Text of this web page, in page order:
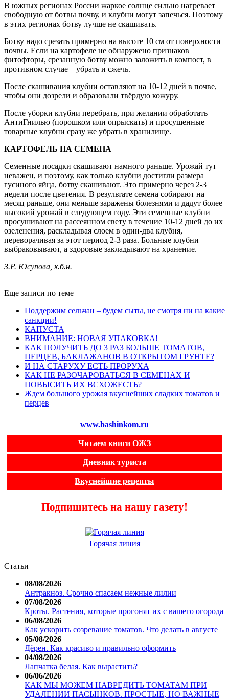
В южных регионах России жаркое солнце сильно нагревает
свободную от ботвы почву, и клубни могут запечься. Поэтому
в этих регионах ботву лучше не скашивать.
Ботву надо срезать примерно на высоте 10 см от поверхности
почвы. Если на картофеле не обнаружено признаков
фитофторы, срезанную ботву можно заложить в компост, в
противном случае – убрать и сжечь.
После скашивания клубни оставляют на 10-12 дней в почве,
чтобы они дозрели и образовали твёрдую кожуру.
После уборки клубни перебрать, при желании обработать
АнтиГнилью (порошком или опрыскать) и просушенные
товарные клубни сразу же убрать в хранилище.
КАРТОФЕЛЬ НА СЕМЕНА
Семенные посадки скашивают намного раньше. Урожай тут
неважен, и поэтому, как только клубни достигли размера
гусиного яйца, ботву скашивают. Это примерно через 2-3
недели после цветения. В результате семена собирают на
месяц раньше, они меньше заражены болезнями и дадут более
высокий урожай в следующем году. Эти семенные клубни
просушивают на рассеянном свету в течение 10-12 дней до их
озеленения, раскладывая слоем в один-два клубня,
переворачивая за этот период 2-3 раза. Больные клубни
выбраковывают, а здоровые закладывают на хранение.
З.Р. Юсупова, к.б.н.
Еще записи по теме
Поддержим сельчан – будем сыты, не смотря ни на какие
санкции!
КАПУСТА
ВНИМАНИЕ: НОВАЯ УПАКОВКА!
КАК ПОЛУЧИТЬ ДО 3 РАЗ БОЛЬШЕ ТОМАТОВ,
ПЕРЦЕВ, БАКЛАЖАНОВ В ОТКРЫТОМ ГРУНТЕ?
И НА СТАРУХУ ЕСТЬ ПРОРУХА
КАК НЕ РАЗОЧАРОВАТЬСЯ В СЕМЕНАХ И
ПОВЫСИТЬ ИХ ВСХОЖЕСТЬ?
Ждем большого урожая вкуснейших сладких томатов и
перцев
www.bashinkom.ru
Читаем книги ОЖЗ
Дневник туриста
Вкуснейшие рецепты
Подпишитесь на нашу газету!
Горячая линия
Статьи
08/08/2026
Антракноз. Срочно спасаем нежные лилии
07/08/2026
Кроты. Растения, которые прогонят их с вашего огорода
06/08/2026
Как ускорить созревание томатов. Что делать в августе
05/08/2026
Дёрен. Как красиво и правильно оформить
04/08/2026
Лапчатка белая. Как вырастить?
06/06/2026
КАК МЫ МОЖЕМ НАВРЕДИТЬ ТОМАТАМ ПРИ
УДАЛЕНИИ ПАСЫНКОВ. ПРОСТЫЕ, НО ВАЖНЫЕ